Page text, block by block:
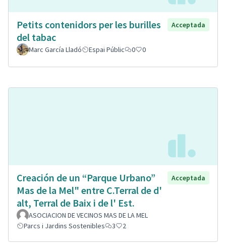
Petits contenidors per les burilles
del tabac
Acceptada
Marc García Lladó Espai Públic 0 0
Creación de un “Parque Urbano”
Mas de la Mel" entre C.Terral de d'
alt, Terral de Baix i de l' Est.
Acceptada
ASOCIACION DE VECINOS MAS DE LA MEL
Parcs i Jardins Sostenibles
3 2